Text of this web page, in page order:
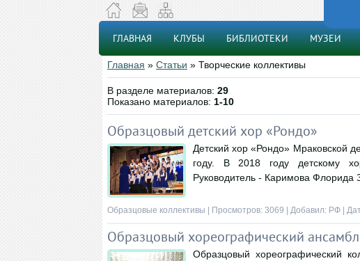
ГЛАВНАЯ КЛУБЫ БИБЛИОТЕКИ МУЗЕИ
Главная » Статьи » Творческие коллективы
В разделе материалов: 29
Показано материалов: 1-10
Образцовый детский хор «Рондо»
Детский хор «Рондо» Мраковской
году. В 2018 году детскому
Руководитель - Каримова Флорида
Образцовые коллективы | Просмотров: 3069 | Добавил: РФ |
Образцовый хореографический
Образцовый хореографический